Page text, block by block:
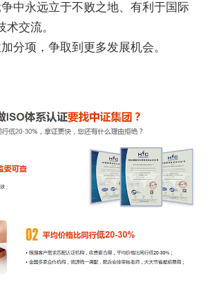
中永远立于不败之地、有利于国际
术交流。
分项，争取到更多发展机会。